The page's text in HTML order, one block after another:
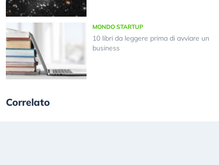
MONDO STARTUP
10 libri da leggere prima di avviare un
business
Correlato